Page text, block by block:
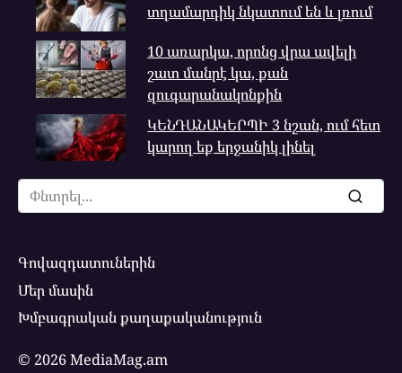
տղամարդիկ նկատում են և լռում
10 առարկա, որոնց վրա ավելի
շատ մանրէ կա, քան
զուգարանակոնքին
ԿԵՆԴԱՆԱԿԵՐՊԻ 3 նշան, ում հետ
կարող եք երջանիկ լինել
Search
for:
Գովազդատուներին
Մեր մասին
Խմբագրական քաղաքականություն
© 2026 MediaMag.am